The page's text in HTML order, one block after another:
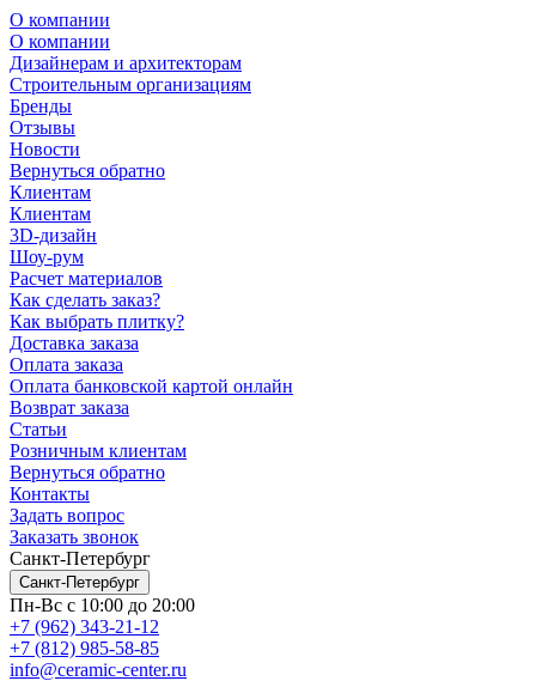
О компании
О компании
Дизайнерам и архитекторам
Строительным организациям
Бренды
Отзывы
Новости
Вернуться обратно
Клиентам
Клиентам
3D-дизайн
Шоу-рум
Расчет материалов
Как сделать заказ?
Как выбрать плитку?
Доставка заказа
Оплата заказа
Оплата банковской картой онлайн
Возврат заказа
Статьи
Розничным клиентам
Вернуться обратно
Контакты
Задать вопрос
Заказать звонок
Санкт-Петербург
Санкт-Петербург
Пн-Вс с 10:00 до 20:00
+7 (962) 343-21-12
+7 (812) 985-58-85
info@ceramic-center.ru